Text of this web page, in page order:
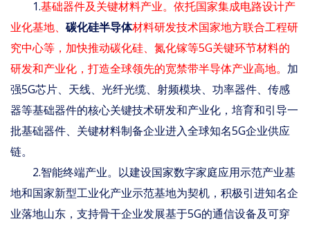
1.基础器件及关键材料产业。依托国家集成电路设计产
业化基地、 碳化硅半导体材料研发技术国家地方联合工程研
究中心等，加快推动碳化硅、氮化镓等5G关键环节材料的
研发和产业化，打造全球领先的宽禁带半导体产业高地。 加
强5G芯片、天线、光纤光缆、射频模块、功率器件、传感
器等基础器件的核心关键技术研发和产业化，培育和引导一
批基础器件、关键材料制备企业进入全球知名5G企业供应
链。
2.智能终端产业。以建设国家数字家庭应用示范产业基
地和国家新型工业化产业示范基地为契机，积极引进知名企
业落地山东，支持骨干企业发展基于5G的通信设备及可穿